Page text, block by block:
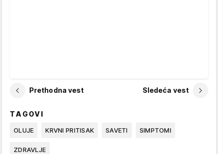
Prethodna vest Sledeća vest
TAGOVI
OLUJE KRVNI PRITISAK SAVETI SIMPTOMI
ZDRAVLJE